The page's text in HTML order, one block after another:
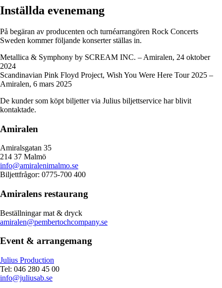
Inställda evenemang
På begäran av producenten och turnéarrangören Rock Concerts
Sweden kommer följande konserter ställas in.
Metallica & Symphony by SCREAM INC. – Amiralen, 24 oktober
2024
Scandinavian Pink Floyd Project, Wish You Were Here Tour 2025 –
Amiralen, 6 mars 2025
De kunder som köpt biljetter via Julius biljettservice har blivit
kontaktade.
Amiralen
Amiralsgatan 35
214 37 Malmö
info@amiralenimalmo.se
Biljettfrågor: 0775-700 400
Amiralens restaurang
Beställningar mat & dryck
amiralen@pembertochcompany.se
Event & arrangemang
Julius Production
Tel: 046 280 45 00
info@juliusab.se